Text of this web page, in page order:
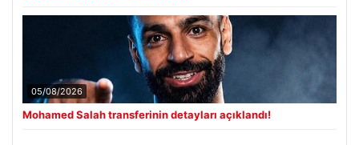
05/08/2026
Mohamed Salah transferinin detayları açıklandı!